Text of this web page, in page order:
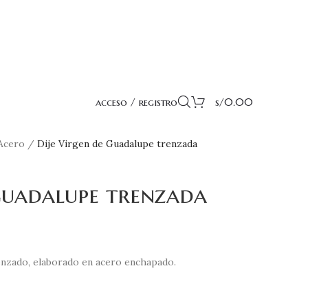
acceso / registro s/0.00
/ Dije Virgen de Guadalupe trenzada
trenzada
elaborado en acero enchapado.